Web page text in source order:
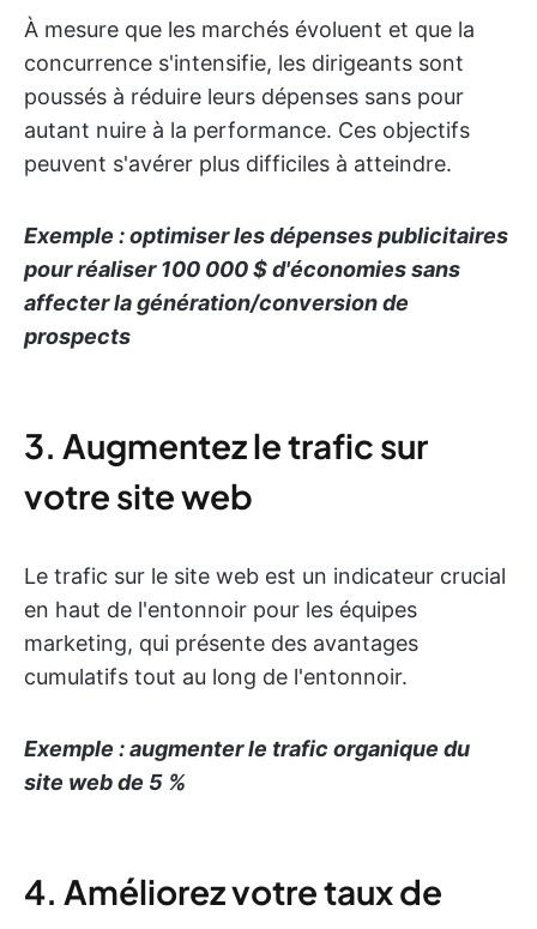
À mesure que les marchés évoluent et que la
concurrence s'intensifie, les dirigeants sont
poussés à réduire leurs dépenses sans pour
autant nuire à la performance. Ces objectifs
peuvent s'avérer plus difficiles à atteindre.
Exemple : optimiser les dépenses publicitaires
pour réaliser 100 000 $ d'économies sans
affecter la génération/conversion de
prospects
3. Augmentez le trafic sur
votre site web
Le trafic sur le site web est un indicateur crucial
en haut de l'entonnoir pour les équipes
marketing, qui présente des avantages
cumulatifs tout au long de l'entonnoir.
Exemple : augmenter le trafic organique du
site web de 5 %
4. Améliorez votre taux de